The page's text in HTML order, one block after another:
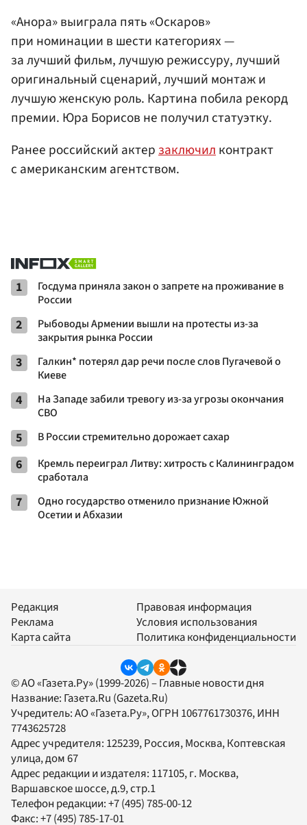
«Анора» выиграла пять «Оскаров»
при номинации в шести категориях —
за лучший фильм, лучшую режиссуру, лучший
оригинальный сценарий, лучший монтаж и
лучшую женскую роль. Картина побила рекорд
премии. Юра Борисов не получил статуэтку.
Ранее российский актерзаключилконтракт
с американским агентством.
1
Госдума приняла закон о запрете на проживание в
России
2
Рыбоводы Армении вышли на протесты из-за
закрытия рынка России
3
Галкин* потерял дар речи после слов Пугачевой о
Киеве
4
На Западе забили тревогу из-за угрозы окончания
СВО
5 В России стремительно дорожает сахар
6
Кремль переиграл Литву: хитрость с Калининградом
сработала
7
Одно государство отменило признание Южной
Осетии и Абхазии
Редакция
Реклама
Карта сайта
Правовая информация
Условия использования
Политика конфиденциальности
© АО «Газета.Ру» (1999-2026) – Главные новости дня
Название: Газета.Ru (Gazeta.Ru)
Учредитель:АО «Газета.Ру», ОГРН 1067761730376, ИНН
7743625728
Адрес учредителя: 125239, Россия, Москва, Коптевская
улица, дом 67
Адрес редакции и издателя: 117105, г. Москва,
Варшавское шоссе, д.9, стр.1
Телефон редакции:+7 (495) 785-00-12
Факс:+7 (495) 785-17-01